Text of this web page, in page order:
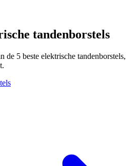
tandenborstels
de 5 beste elektrische tandenborstels,